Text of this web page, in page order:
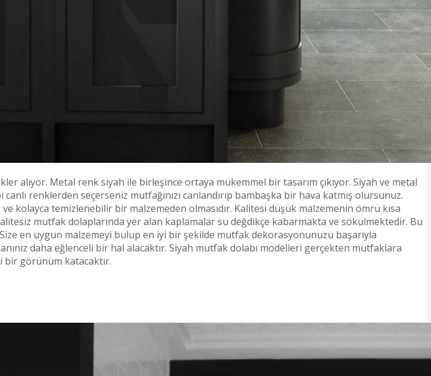
alıyor. Metal renk siyah ile birleşince ortaya mükemmel bir tasarım çıkıyor. Siyah ve metal
renklerden seçerseniz mutfağınızı canlandırıp bambaşka bir hava katmış olursunuz.
kolayca temizlenebilir bir malzemeden olmasıdır. Kalitesi düşük malzemenin ömrü kısa
mutfak dolaplarında yer alan kaplamalar su değdikçe kabarmakta ve sökülmektedir. Bu
en uygun malzemeyi bulup en iyi bir şekilde mutfak dekorasyonunuzu başarıyla
daha eğlenceli bir hal alacaktır. Siyah mutfak dolabı modelleri gerçekten mutfaklara
bir görünüm katacaktır.